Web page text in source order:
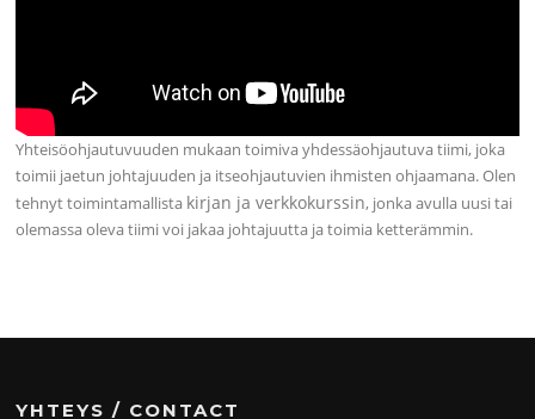
Yhteisöohjautuvuuden mukaan toimiva yhdessäohjautuva tiimi, joka
toimii jaetun johtajuuden ja itseohjautuvien ihmisten ohjaamana. Olen
tehnyt toimintamallista kirjan ja verkkokurssin, jonka avulla uusi tai
olemassa oleva tiimi voi jakaa johtajuutta ja toimia ketterämmin.
YHTEYS / CONTACT